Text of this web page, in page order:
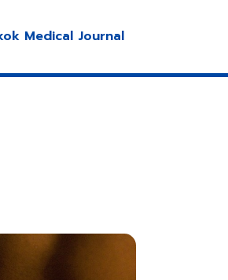
Medical Journal